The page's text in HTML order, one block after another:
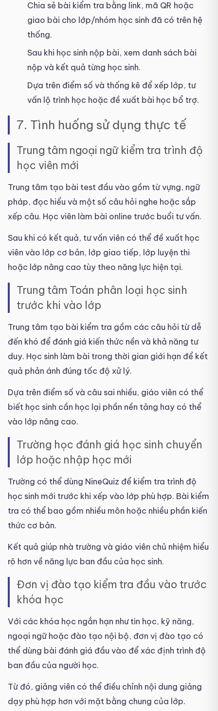
Chia sẻ bài kiểm tra bằng link, mã QR hoặc
giao bài cho lớp/nhóm học sinh đã có trên hệ
thống.
Sau khi học sinh nộp bài, xem danh sách bài
nộp và kết quả từng học sinh.
Dựa trên điểm số và thống kê để xếp lớp, tư
vấn lộ trình học hoặc đề xuất bài học bổ trợ.
7. Tình huống sử dụng thực tế
Trung tâm ngoại ngữ kiểm tra trình độ
học viên mới
Trung tâm tạo bài test đầu vào gồm từ vựng, ngữ
pháp, đọc hiểu và một số câu hỏi nghe hoặc sắp
xếp câu. Học viên làm bài online trước buổi tư vấn.
Sau khi có kết quả, tư vấn viên có thể đề xuất học
viên vào lớp cơ bản, lớp giao tiếp, lớp luyện thi
hoặc lớp nâng cao tùy theo năng lực hiện tại.
Trung tâm Toán phân loại học sinh
trước khi vào lớp
Trung tâm tạo bài kiểm tra gồm các câu hỏi từ dễ
đến khó để đánh giá kiến thức nền và khả năng tư
duy. Học sinh làm bài trong thời gian giới hạn để kết
quả phản ánh đúng tốc độ xử lý.
Dựa trên điểm số và câu sai nhiều, giáo viên có thể
biết học sinh cần học lại phần nền tảng hay có thể
vào lớp nâng cao.
Trường học đánh giá học sinh chuyển
lớp hoặc nhập học mới
Trường có thể dùng NineQuiz để kiểm tra trình độ
học sinh mới trước khi xếp vào lớp phù hợp. Bài kiểm
tra có thể bao gồm nhiều môn hoặc nhiều phần kiến
thức cơ bản.
Kết quả giúp nhà trường và giáo viên chủ nhiệm hiểu
rõ hơn về năng lực ban đầu của học sinh.
Đơn vị đào tạo kiểm tra đầu vào trước
khóa học
Với các khóa học ngắn hạn như tin học, kỹ năng,
ngoại ngữ hoặc đào tạo nội bộ, đơn vị đào tạo có
thể dùng bài đánh giá đầu vào để xác định trình độ
ban đầu của người học.
Từ đó, giảng viên có thể điều chỉnh nội dung giảng
dạy phù hợp hơn với mặt bằng chung của lớp.